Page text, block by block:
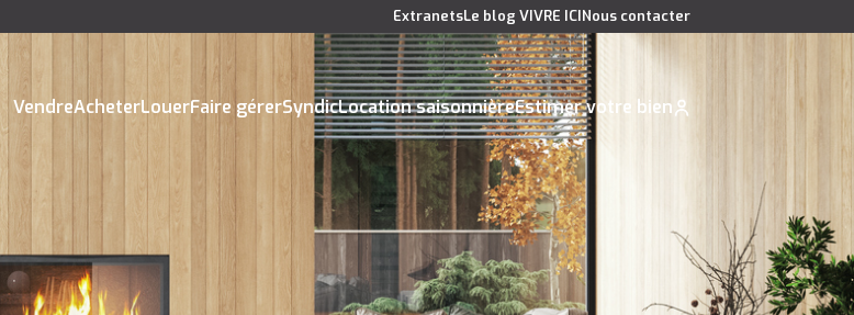
ExtranetsLe blog VIVRE ICINous contacter
VendreAcheterLouerFaire gérerSyndicLocation saisonnièreEstimer votre bien